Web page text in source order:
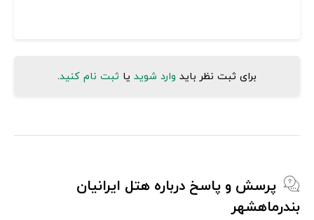
برای ثبت نظر باید وارد شوید یا ثبت نام کنید.
پرسش و پاسخ درباره هتل ایرانیان
بندرماهشهر